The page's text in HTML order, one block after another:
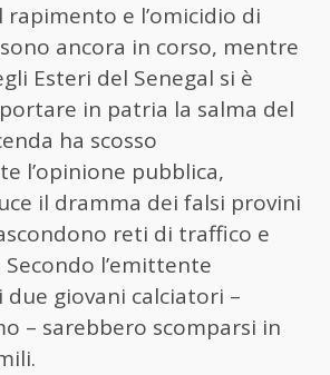
rapimento e l’omicidio di
ancora in corso, mentre
Esteri del Senegal si è
in patria la salma del
ha scosso
l’opinione pubblica,
il dramma dei falsi provini
reti di traffico e
l’emittente
due giovani calciatori –
– sarebbero scomparsi in